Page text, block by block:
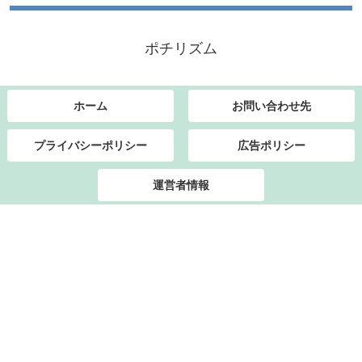
ポチリズム
ホーム お問い合わせ先
プライバシーポリシー 広告ポリシー
運営者情報